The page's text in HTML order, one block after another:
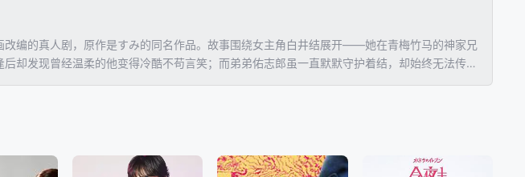
编的真人剧，原作是すみ的同名作品。故事围绕女主角白井结展开——她在青梅竹马的神家兄
却发现曾经温柔的他变得冷酷不苟言笑；而弟弟佑志郎虽一直默默守护着结，却始终无法传达